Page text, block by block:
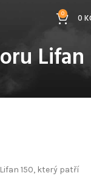
0 0
Lifan
150, který patří